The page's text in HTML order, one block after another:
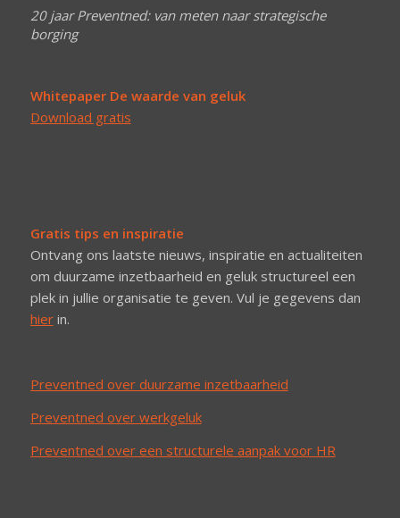
20 jaar Preventned: van meten naar strategische
borging
Whitepaper De waarde van geluk
Download gratis
Gratis tips en inspiratie
Ontvang ons laatste nieuws, inspiratie en actualiteiten
om duurzame inzetbaarheid en geluk structureel een
plek in jullie organisatie te geven. Vul je gegevens dan
hierin.
Preventned over duurzame inzetbaarheid
Preventned over werkgeluk
Preventned over een structurele aanpak voor HR